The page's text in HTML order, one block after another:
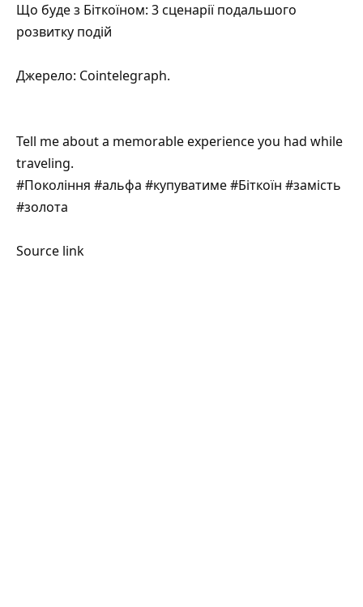
Що буде з Біткоїном: 3 сценарії подальшого
розвитку подій
Джерело: Cointelegraph.
Tell me about a memorable experience you had while
traveling.
#Покоління #альфа #купуватиме #Біткоїн #замість
#золота
Source link